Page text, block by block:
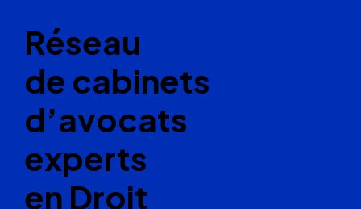
Réseau
de cabinets
d’avocats
experts
en Droit